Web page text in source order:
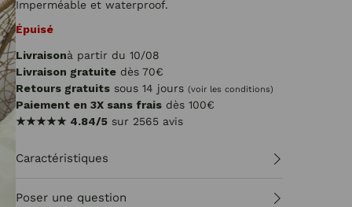
Imperméable et waterproof.
Épuisé
Livraisonà partir du 10/08
Livraison gratuite dès 70€
Retours gratuits sous 14 jours (voir les conditions)
Paiement en 3X sans frais dès 100€
★★★★★ 4.84/5 sur 2565 avis
Caractéristiques
Poser une question